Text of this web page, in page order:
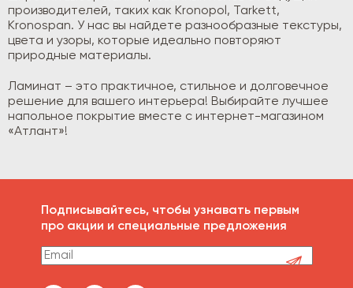
производителей, таких как Kronopol, Tarkett,
Kronospan. У нас вы найдете разнообразные текстуры,
цвета и узоры, которые идеально повторяют
природные материалы.
Ламинат – это практичное, стильное и долговечное
решение для вашего интерьера! Выбирайте лучшее
напольное покрытие вместе с интернет-магазином
«Атлант»!
Подписывайтесь, чтобы узнавать первым
про акции и специальные предложения